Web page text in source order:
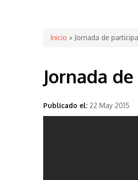
Se encuentra
Inicio » Jornada de
Jornada
Publicado el: 22 May 2015